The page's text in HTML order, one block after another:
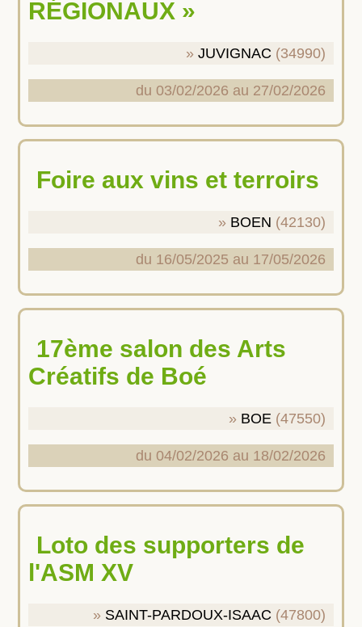
RÉGIONAUX »
JUVIGNAC (34990)
du 03/02/2026 au 27/02/2026
Foire aux vins et terroirs
BOEN (42130)
du 16/05/2025 au 17/05/2026
17ème salon des Arts
Créatifs de Boé
BOE (47550)
du 04/02/2026 au 18/02/2026
Loto des supporters de
l'ASM XV
SAINT-PARDOUX-ISAAC (47800)